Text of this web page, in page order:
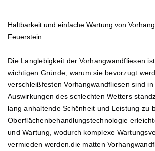
Haltbarkeit und einfache Wartung von
Feuerstein
Die Langlebigkeit der Vorhangwandfliesen
wichtigen Gründe, warum sie bevorzugt
verschleißfesten Vorhangwandfliesen sind
Auswirkungen des schlechten Wetters
lang anhaltende Schönheit und Leistung zu
Oberflächenbehandlungstechnologie
und Wartung, wodurch komplexe
vermieden werden.die matten